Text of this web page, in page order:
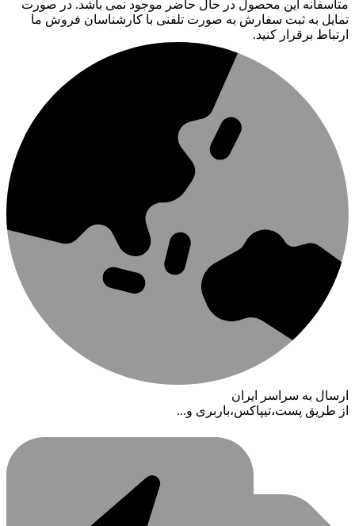
متاسفانه این محصول در حال حاضر موجود نمی باشد. در صورت
تمایل به ثبت سفارش به صورت تلفنی با کارشناسان فروش ما
ارتباط برقرار کنید.
ارسال به سراسر ایران
از طریق پست،تیپاکس،باربری و...